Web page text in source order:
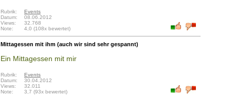
Rubrik:
Events
Datum:
08.06.2012
Views:
32.768
Note:
4,0 (108x bewertet)
Mittagessen mit ihm (auch wir sind sehr gespannt)
Ein Mittagessen mit mir
Rubrik:
Events
Datum:
30.04.2012
Views:
32.011
Note:
3,7 (93x bewertet)